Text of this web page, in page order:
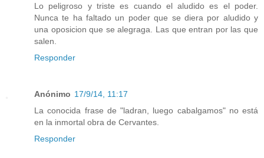
Lo peligroso y triste es cuando el aludido es el poder.
Nunca te ha faltado un poder que se diera por aludido y
una oposicion que se alegraga. Las que entran por las que
salen.
Responder
Anónimo 17/9/14, 11:17
La conocida frase de "ladran, luego cabalgamos" no está
en la inmortal obra de Cervantes.
Responder